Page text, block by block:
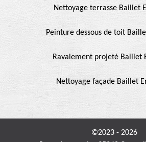
Nettoyage terrasse Baillet
Peinture dessous de toit
Ravalement projeté Baillet
Nettoyage façade Baillet
©2023 - 2026